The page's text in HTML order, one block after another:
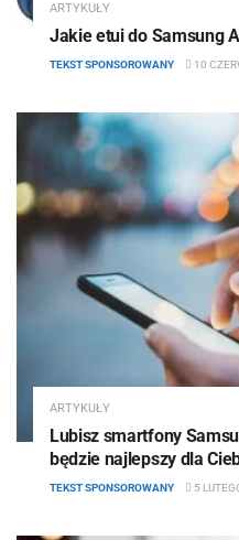
ARTYKUŁY
Jakie etui do Samsung
TEKST SPONSOROWANY 10
ARTYKUŁY
Lubisz smartfony
będzie najlepszy dla
TEKST SPONSOROWANY 5